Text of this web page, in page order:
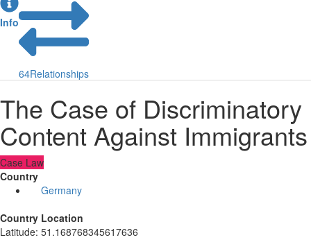
Info
64Relationships
The Case of Discriminatory
Content Against Immigrants
Case Law
Country
Germany
Country Location
Latitude: 51.168768345617636